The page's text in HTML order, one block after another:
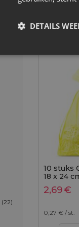
(22)
Maat:
10 stuks
18 x 24
2,69€
0,27 € / st.
DETAILS